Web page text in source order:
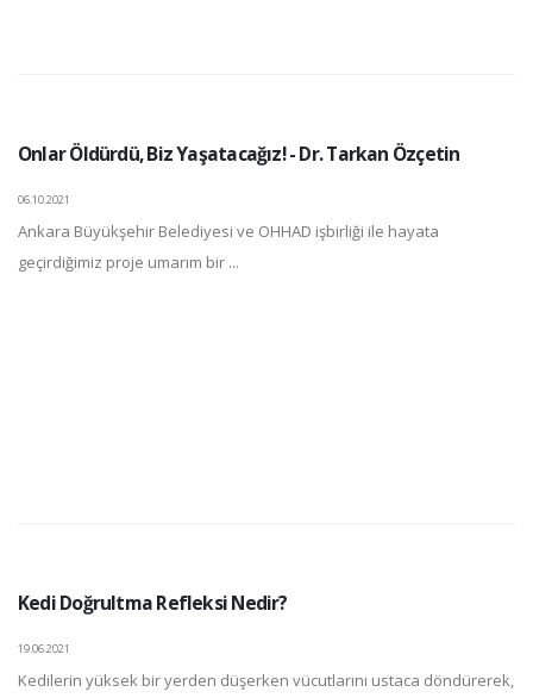
Onlar Öldürdü, Biz Yaşatacağız! - Dr. Tarkan Özçetin
06.10.2021
Ankara Büyükşehir Belediyesi ve OHHAD işbirliği ile hayata
geçirdiğimiz proje umarım bir ...
Kedi Doğrultma Refleksi Nedir?
19.06.2021
Kedilerin yüksek bir yerden düşerken vücutlarını ustaca döndürerek,